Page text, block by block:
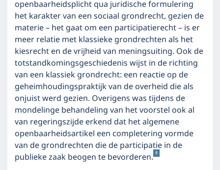
openbaarheidsplicht qua juridische formulering
het karakter van een sociaal grondrecht, gezien de
materie – het gaat om een participatierecht – is er
meer relatie met klassieke grondrechten als het
kiesrecht en de vrijheid van meningsuiting. Ook de
totstandkomingsgeschiedenis wijst in de richting
van een klassiek grondrecht: een reactie op de
geheimhoudingspraktijk van de overheid die als
onjuist werd gezien. Overigens was tijdens de
mondelinge behandeling van het voorstel ook al
van regeringszijde erkend dat het algemene
openbaarheidsartikel een completering vormde
van de grondrechten die de participatie in de
publieke zaak beogen te bevorderen. 8